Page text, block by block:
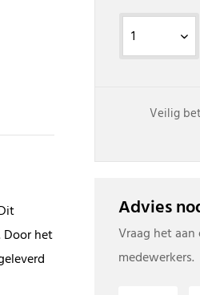
Door het
Veilig
Advies
Vraag het
medewerkers.